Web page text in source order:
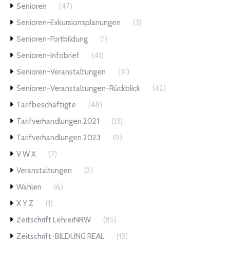
Senioren
(47)
Senioren-Exkursionsplanungen
(3)
Senioren-Fortbildung
(1)
Senioren-Infobrief
(41)
Senioren-Veranstaltungen
(31)
Senioren-Veranstaltungen-Rückblick
(42)
Tarifbeschäftigte
(48)
Tarifverhandlungen 2021
(13)
Tarifverhandlungen 2023
(9)
V W X
(7)
Veranstaltungen
(2)
Wahlen
(6)
X Y Z
(1)
Zeitschrift LehrerNRW
(85)
Zeitschrift-BILDUNG REAL
(13)